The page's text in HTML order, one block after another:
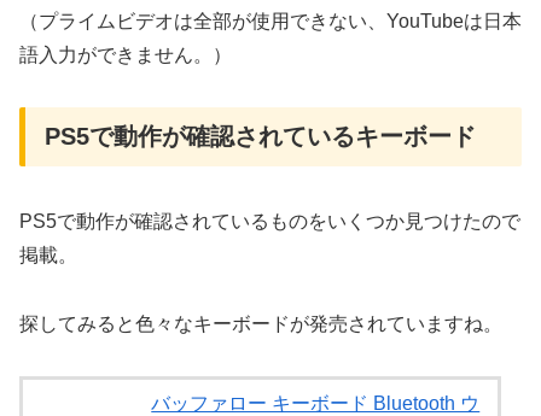
（プライムビデオは全部が使用できない、YouTubeは日本
語入力ができません。）
PS5で動作が確認されているキーボード
PS5で動作が確認されているものをいくつか見つけたので
掲載。
探してみると色々なキーボードが発売されていますね。
バッファロー キーボード Bluetooth ウ